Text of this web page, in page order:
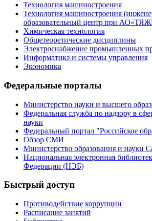
Технология машиностроения
Технология машиностроения
образовательный центр при
Химическая технология
Общетеоретические дисциплины
Электроснабжение промышленных
Информатика и системы управления
Экономика
Федеральные порталы
Министерство науки и высшего
Федеральная служба по надзору в
науки
Федеральный портал "Российское
Обзор СМИ
Министерство образования и науки
Национальная электронная
Федерации (НЭБ)
Быстрый доступ
Противодействие коррупции
Расписание занятий